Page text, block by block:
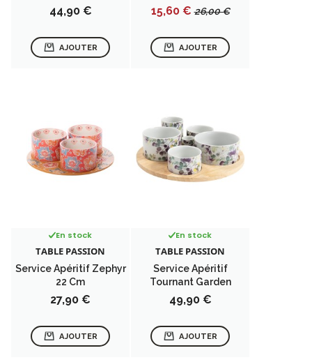
Prix
44,90 €
AJOUTER
Prix
15,60 € Prix
base
26,00 €
AJOUTER
En stock
TABLE PASSION
Service Apéritif Zephyr
22 Cm
Prix
27,90 €
AJOUTER
En stock
TABLE PASSION
Service Apéritif
Tournant Garden
Prix
49,90 €
AJOUTER